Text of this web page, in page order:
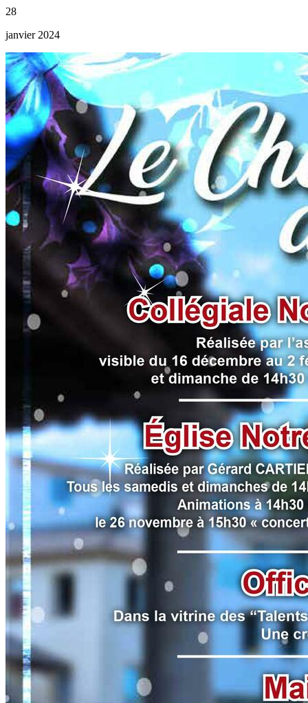
28
janvier 2024